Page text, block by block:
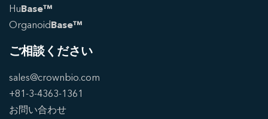
HuBase™
OrganoidBase™
ご相談ください
sales@crownbio.com
+81-3-4363-1361
お問い合わせ